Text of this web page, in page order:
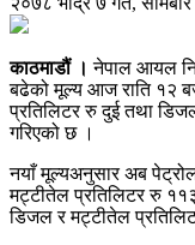
काठमाडौं । नेपाल आयल
बढेको मूल्य आज राति १२
प्रतिलिटर रु दुई तथा
गरिएको छ ।
नयाँ मूल्यअनुसार अब
मट्टीतेल प्रतिलिटर रु
डिजल र मट्टीतेल